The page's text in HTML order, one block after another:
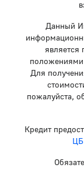
Данный
является
положениями
Для
пожалуйста,
Кредит